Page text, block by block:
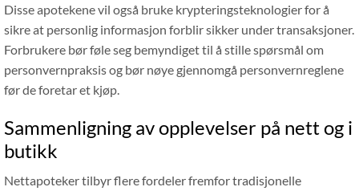
Disse apotekene vil også bruke krypteringsteknologier for å
sikre at personlig informasjon forblir sikker under transaksjoner.
Forbrukere bør føle seg bemyndiget til å stille spørsmål om
personvernpraksis og bør nøye gjennomgå personvernreglene
før de foretar et kjøp.
Sammenligning av opplevelser på nett og i
butikk
Nettapoteker tilbyr flere fordeler fremfor tradisjonelle